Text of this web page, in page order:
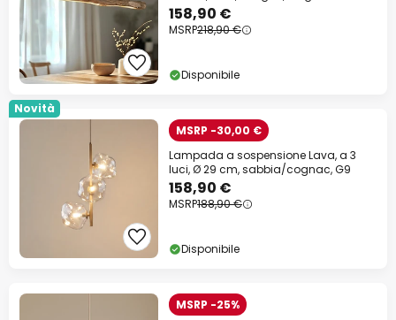
cm
158,90 €
MSRP218,90 €
Disponibile
Novità
MSRP -30,00 €
Lampada a sospensione Lava, a 3
luci, Ø 29 cm, sabbia/cognac, G9
158,90 €
MSRP188,90 €
Disponibile
MSRP -25%